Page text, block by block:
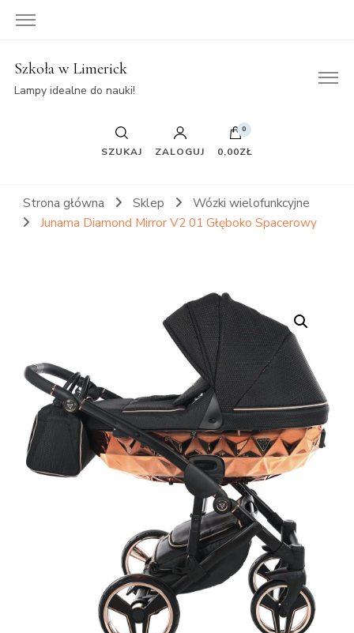
Szkoła w Limerick
Lampy idealne do nauki!
SZUKAJ ZALOGUJ
0
0,00ZŁ
Strona główna Sklep
Wózki wielofunkcyjne
Junama Diamond Mirror V2 01 Głęboko Spacerowy